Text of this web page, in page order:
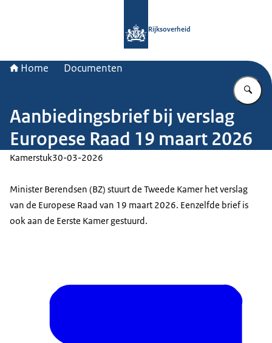
Rijksoverheid
Home Documenten
Aanbiedingsbrief bij verslag
Europese Raad 19 maart 2026
Kamerstuk30-03-2026
Minister Berendsen (BZ) stuurt de Tweede Kamer het verslag
van de Europese Raad van 19 maart 2026. Eenzelfde brief is
ook aan de Eerste Kamer gestuurd.